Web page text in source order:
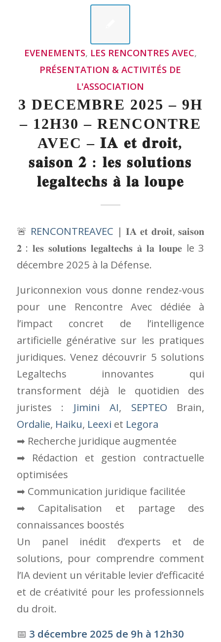
AVEC – 𝐈𝐀 𝐞𝐭 𝐝𝐫𝐨𝐢𝐭,
𝐥𝐞𝐠𝐚𝐥𝐭𝐞𝐜𝐡𝐬 𝐚̀ 𝐥𝐚 𝐥𝐨𝐮𝐩𝐞
𝟐 : 𝐥𝐞𝐬 𝐬𝐨𝐥𝐮𝐭𝐢𝐨𝐧𝐬 𝐥𝐞𝐠𝐚𝐥𝐭𝐞𝐜𝐡𝐬 𝐚̀ 𝐥𝐚 𝐥𝐨𝐮𝐩𝐞 le 3
décembre 2025 à la Défense.
Juriconnexion vous donne rendez-vous
pour une Rencontre Avec dédiée à
l’impact concret de l’intelligence
artificielle générative sur les pratiques
Legaltechs innovantes qui
transforment déjà le quotidien des
juristes :Jimini AI,SEPTEO
Ordalie,Haiku ,Leexi etLegora
➡ Recherche juridique augmentée
➡ Rédaction et gestion contractuelle
optimisées
➡ Communication juridique facilitée
➡ Capitalisation et partage des
connaissances boostés
Un panel inédit d’experts et de
solutions, pour comprendre comment
l’IA devient un véritable levier d’efficacité
et de créativité pour les professionnels
du droit.
📅3 décembre 2025 de 9h à 12h30
📍🌏Lieu de l’événement :La Défense
– Workstation Courbevoie25 Quai du
Président Paul Doumer – 92400
Courbevoie ( plan+Plan d’accès
Workstation(PDF))
🎤Présentiel et TEAMS – Pas
d’enregistrement vidéo